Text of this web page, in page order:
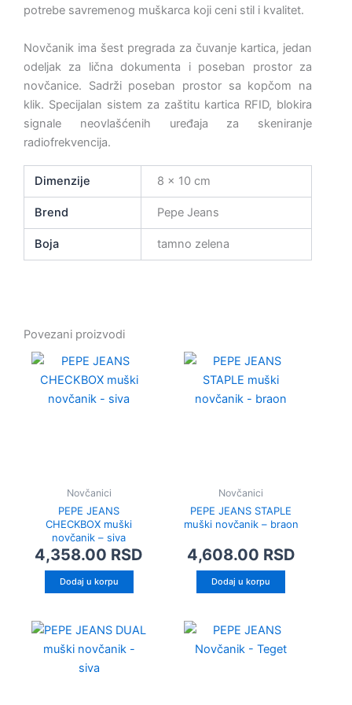
potrebe savremenog muškarca koji ceni stil i kvalitet.
Novčanik ima šest pregrada za čuvanje kartica, jedan
odeljak za lična dokumenta i poseban prostor za
novčanice. Sadrži poseban prostor sa kopčom na
klik. Specijalan sistem za zaštitu kartica RFID, blokira
signale neovlašćenih uređaja za skeniranje
radiofrekvencija.
Dimenzije 8 × 10 cm
Brend Pepe Jeans
Boja tamno zelena
Povezani proizvodi
Novčanici
PEPE JEANS
CHECKBOX muški
novčanik – siva
4,358.00 RSD
Dodaj u korpu
Novčanici
PEPE JEANS STAPLE
muški novčanik – braon
4,608.00 RSD
Dodaj u korpu